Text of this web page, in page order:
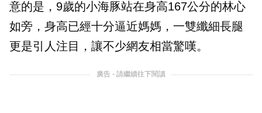
意的是，9歲的小海豚站在身高167公分的林心
如旁，身高已經十分逼近媽媽，一雙纖細長腿
更是引人注目，讓不少網友相當驚嘆。
廣告 - 請繼續往下閱讀